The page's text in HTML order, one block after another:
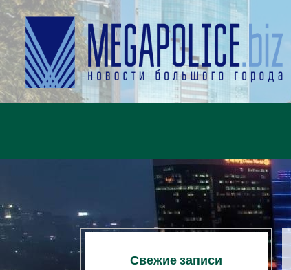
Свежие записи